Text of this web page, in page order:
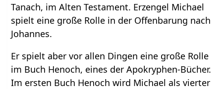
Tanach, im Alten Testament. Erzengel Michael
spielt eine große Rolle in der Offenbarung nach
Johannes.
Er spielt aber vor allen Dingen eine große Rolle
im Buch Henoch, eines der Apokryphen-Bücher.
Im ersten Buch Henoch wird Michael als vierter